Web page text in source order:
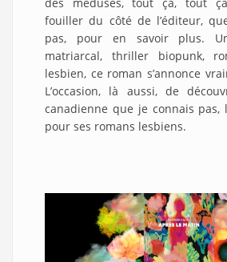
fouiller du côté de l’éditeur,
pas, pour en savoir plus.
matriarcal, thriller biopunk,
lesbien, ce roman s’annonce
L’occasion, là aussi, de
canadienne que je connais
pour ses romans lesbiens.